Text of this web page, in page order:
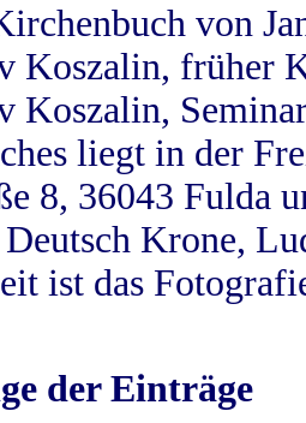
von
Koszalin, früher
Koszalin,
liegt in der
8, 36043 Fulda
Krone,
ist das
der Einträge